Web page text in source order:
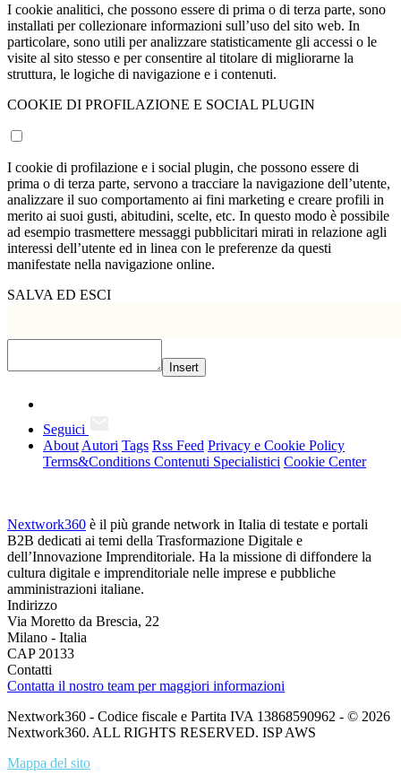
I cookie analitici, che possono essere di prima o di terza parte, sono
installati per collezionare informazioni sull’uso del sito web. In
particolare, sono utili per analizzare statisticamente gli accessi o le
visite al sito stesso e per consentire al titolare di migliorarne la
struttura, le logiche di navigazione e i contenuti.
COOKIE DI PROFILAZIONE E SOCIAL PLUGIN
I cookie di profilazione e i social plugin, che possono essere di
prima o di terza parte, servono a tracciare la navigazione dell’utente,
analizzare il suo comportamento ai fini marketing e creare profili in
merito ai suoi gusti, abitudini, scelte, etc. In questo modo è possibile
ad esempio trasmettere messaggi pubblicitari mirati in relazione agli
interessi dell’utente ed in linea con le preferenze da questi
manifestate nella navigazione online.
SALVA ED ESCI
Insert
Seguici
About Autori Tags Rss Feed Privacy e Cookie Policy
Terms&Conditions Contenuti Specialistici Cookie Center
Nextwork360 è il più grande network in Italia di testate e portali
B2B dedicati ai temi della Trasformazione Digitale e
dell’Innovazione Imprenditoriale. Ha la missione di diffondere la
cultura digitale e imprenditoriale nelle imprese e pubbliche
amministrazioni italiane.
Indirizzo
Via Moretto da Brescia, 22
Milano - Italia
CAP 20133
Contatti
Contatta il nostro team per maggiori informazioni
Nextwork360 - Codice fiscale e Partita IVA 13868590962 - © 2026
Nextwork360. ALL RIGHTS RESERVED. ISP AWS
Mappa del sito